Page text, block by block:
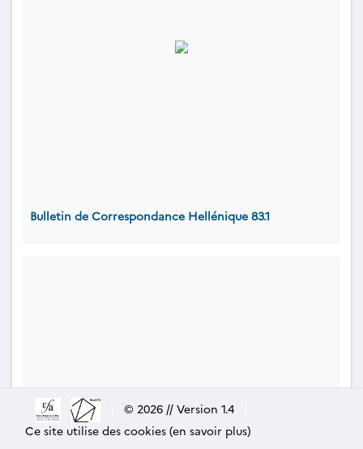
Bulletin de Correspondance Hellénique 83.1
© 2026 // Version 1.4
Ce site utilise des cookies (en savoir plus)